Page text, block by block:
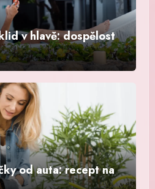
v hlavě: dospělost
od auta: recept na